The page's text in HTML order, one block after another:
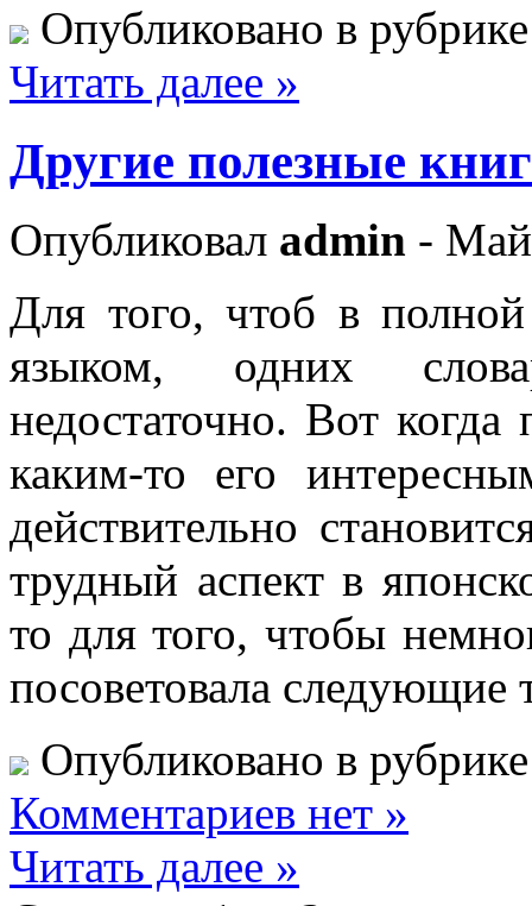
Опубликовано в
Читать далее »
Другие полезные
Опубликовал admin -
Для того, чтоб в
языком, одних
недостаточно. Вот
каким-то его
действительно
трудный аспект в
то для того, чтобы
посоветовала следующие
Опубликовано в
Комментариев нет »
Читать далее »